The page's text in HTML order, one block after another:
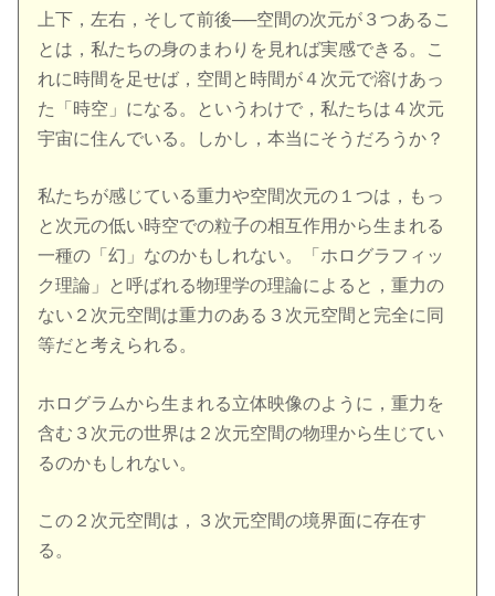
上下，左右，そして前後──空間の次元が３つあるこ
とは，私たちの身のまわりを見れば実感できる。こ
れに時間を足せば，空間と時間が４次元で溶けあっ
た「時空」になる。というわけで，私たちは４次元
宇宙に住んでいる。しかし，本当にそうだろうか？
私たちが感じている重力や空間次元の１つは，もっ
と次元の低い時空での粒子の相互作用から生まれる
一種の「幻」なのかもしれない。「ホログラフィッ
ク理論」と呼ばれる物理学の理論によると，重力の
ない２次元空間は重力のある３次元空間と完全に同
等だと考えられる。
ホログラムから生まれる立体映像のように，重力を
含む３次元の世界は２次元空間の物理から生じてい
るのかもしれない。
この２次元空間は，３次元空間の境界面に存在す
る。